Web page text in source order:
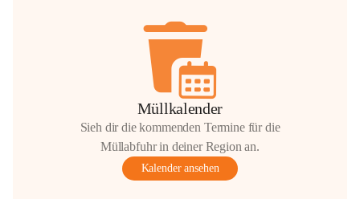
Müllkalender
Sieh dir die kommenden Termine für die
Müllabfuhr in deiner Region an.
Kalender ansehen